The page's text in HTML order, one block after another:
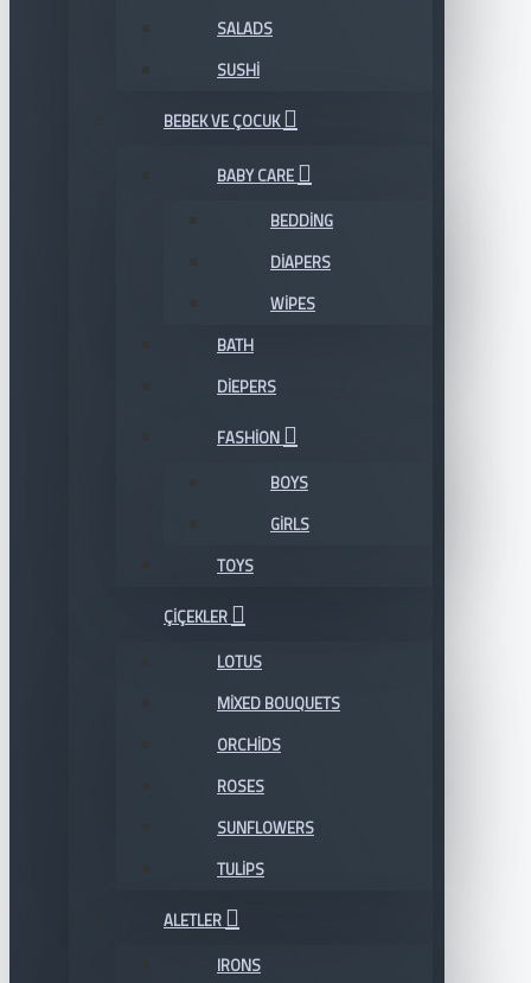
SALADS
SUSHI
BEBEK VE ÇOCUK
BABY CARE
BEDDING
DIAPERS
WIPES
BATH
DIEPERS
FASHION
BOYS
GIRLS
TOYS
ÇIÇEKLER
LOTUS
MIXED BOUQUETS
ORCHIDS
ROSES
SUNFLOWERS
TULIPS
ALETLER
IRONS